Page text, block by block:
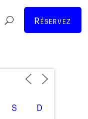
Réservez
S D